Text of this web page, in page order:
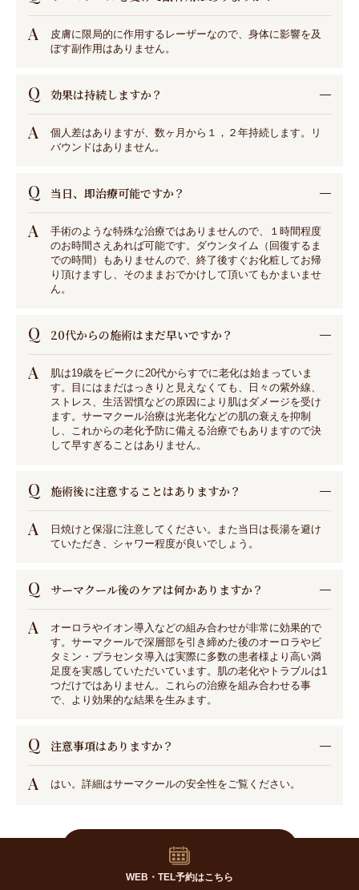
A
皮膚に限局的に作用するレーザーなので、身体に影響を及
ぼす副作用はありません。
Q 効果は持続しますか？
A
個人差はありますが、数ヶ月から１，２年持続します。リ
バウンドはありません。
Q 当日、即治療可能ですか？
A
手術のような特殊な治療ではありませんので、１時間程度
のお時間さえあれば可能です。ダウンタイム（回復するま
での時間）もありませんので、終了後すぐお化粧してお帰
り頂けますし、そのままおでかけして頂いてもかまいませ
ん。
Q 20代からの施術はまだ早いですか？
A
肌は19歳をピークに20代からすでに老化は始まっていま
す。目にはまだはっきりと見えなくても、日々の紫外線、
ストレス、生活習慣などの原因により肌はダメージを受け
ます。サーマクール治療は光老化などの肌の衰えを抑制
し、これからの老化予防に備える治療でもありますので決
して早すぎることはありません。
Q 施術後に注意することはありますか？
A
日焼けと保湿に注意してください。また当日は長湯を避け
ていただき、シャワー程度が良いでしょう。
Q サーマクール後のケアは何かありますか？
A
オーロラやイオン導入などの組み合わせが非常に効果的で
す。サーマクールで深層部を引き締めた後のオーロラやビ
タミン・プラセンタ導入は実際に多数の患者様より高い満
足度を実感していただいています。肌の老化やトラブルは1
つだけではありません。これらの治療を組み合わせる事
で、より効果的な結果を生みます。
Q 注意事項はありますか？
A はい。詳細はサーマクールの安全性をご覧ください。
関連する施術ページはこちら
WEB・TEL予約はこちら